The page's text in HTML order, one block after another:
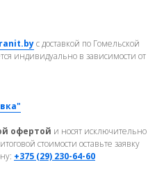
с доставкой по Гомельской
индивидуально в зависимости от
офертой и носят исключительно
стоимости оставьте заявку
+375 (29) 230-64-60